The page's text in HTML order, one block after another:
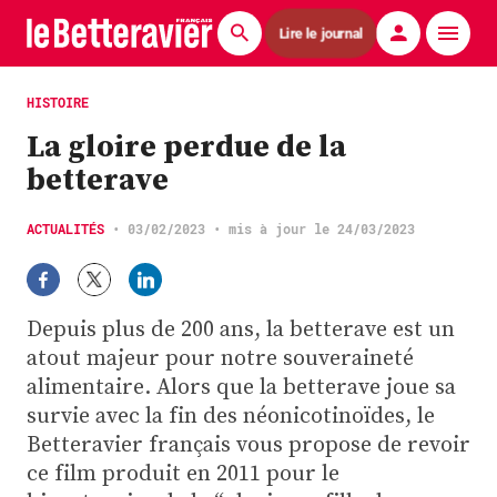
Lire le journal
Actualités
Économie
Agronomie
Matériels
La technique ITB
Pommes de terre
Guides pratiques
Chasse
HISTOIRE
La gloire perdue de la
betterave
ACTUALITÉS • 03/02/2023 • mis à jour le 24/03/2023
Depuis plus de 200 ans, la betterave est un
atout majeur pour notre souveraineté
alimentaire. Alors que la betterave joue sa
survie avec la fin des néonicotinoïdes, le
Betteravier français vous propose de revoir
ce film produit en 2011 pour le